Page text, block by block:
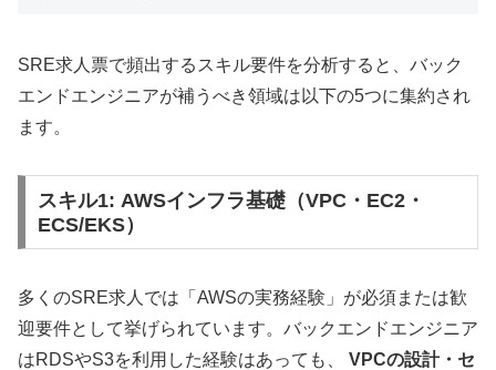
SRE求人票で頻出するスキル要件を分析すると、バック
エンドエンジニアが補うべき領域は以下の5つに集約され
ます。
スキル1: AWSインフラ基礎（VPC・EC2・
ECS/EKS）
多くのSRE求人では「AWSの実務経験」が必須または歓
迎要件として挙げられています。バックエンドエンジニア
はRDSやS3を利用した経験はあっても、 VPCの設計・セ